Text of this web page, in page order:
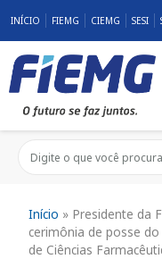
INÍCIO FIEMG CIEMG SESI
Início » Presidente da
cerimônia de posse
de Ciências